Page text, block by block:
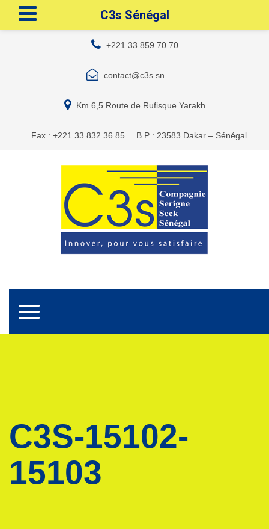
+221 33 859 70 70
contact@c3s.sn
Km 6,5 Route de Rufisque Yarakh
Fax : +221 33 832 36 85 B.P : 23583 Dakar – Sénégal
Toggle navigation
C3S-15102-
15103
C3s Sénégal